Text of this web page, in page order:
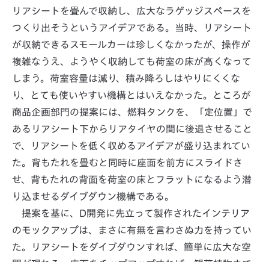
リアシートを畳んで収納し、広大なラゲッジスペースを
つくり出そうというアイデアである。当時、リアシート
が収納できるスモールカーは珍しくなかったが、操作が
複雑なうえ、ようやく収納しても荷室の床が高くなって
しまう。荷室容量は減り、積み降ろしはやりにくくな
り、とても使いやすい機構とはいえなかった。ところが
商品企画部門の提案には、燃料タンクを、「定位置」で
あるリアシート下からリアタイヤの間に後退させること
で、リアシートを低く収めるアイデアが盛り込まれてい
た。背もたれを畳むと同時に座面を前方にスライドさ
せ、背もたれの背面を荷室の床とフラットになるよう潜
り込ませるダイブダウン機構である。
提案を基に、D開発に先立って製作されたインテリア
のモックアップは、まさに有無を言わさぬ力を持ってい
た。リアシートをダイブダウンすれば、簡単に広大な空